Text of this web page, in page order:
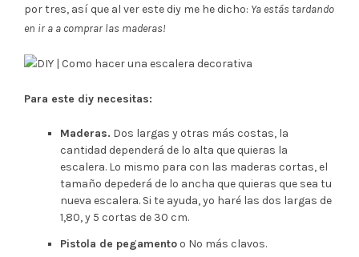
por tres, así que al ver este diy me he dicho: Ya estás tardando
en ir a a comprar las maderas!
Para este diy necesitas:
Maderas. Dos largas y otras más costas, la
cantidad dependerá de lo alta que quieras la
escalera. Lo mismo para con las maderas cortas, el
tamaño depederá de lo ancha que quieras que sea tu
nueva escalera. Si te ayuda, yo haré las dos largas de
1,80, y 5 cortas de 30 cm.
Pistola de pegamento o No más clavos.